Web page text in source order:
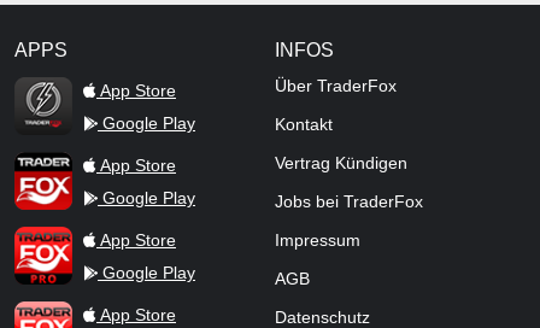
APPS
TraderFox Flash
App Store
Google Play
TraderFox AppApp Store
Google Play
TraderFox ProApp Store
Google Play
TraderFox dpa-AFX ProFeed
App Store
INFOS
Über TraderFox
Kontakt
Vertrag Kündigen
Jobs bei TraderFox
Impressum
AGB
Datenschutz